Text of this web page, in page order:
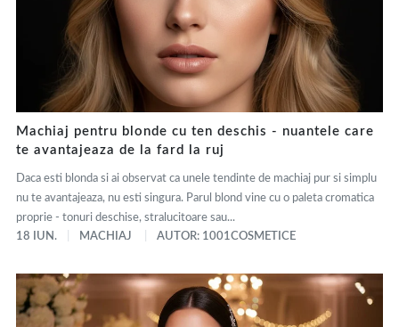
Machiaj pentru blonde cu ten deschis - nuantele care
te avantajeaza de la fard la ruj
Daca esti blonda si ai observat ca unele tendinte de machiaj pur si simplu
nu te avantajeaza, nu esti singura. Parul blond vine cu o paleta cromatica
proprie - tonuri deschise, stralucitoare sau...
18 IUN.
MACHIAJ AUTOR: 1001COSMETICE